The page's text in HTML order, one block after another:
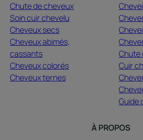
Chute de cheveux
Soin cuir chevelu
Cheveux secs
Cheveux abimés,
cassants
Cheveux colorés
Cheveux ternes
Chute
Cuir
Guide
À PROPOS